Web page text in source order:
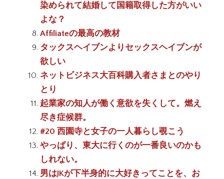
染められて結婚して国籍取得した方がいい
よな？
Affiliateの最高の教材
タックスヘイブンよりセックスヘイブンが
欲しい
ネットビジネス大百科購入者さまとのやり
とり
起業家の知人が働く意欲を失くして。燃え
尽き症候群。
#20 西園寺と女子の一人暮らし覗こう
やっぱり、東大に行くのが一番良いのかも
しれない。
男はJKが下半身的に大好きってことを、お